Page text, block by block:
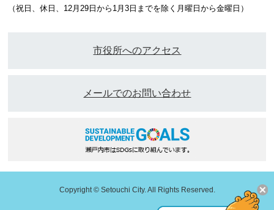
（祝日、休日、12月29日から1月3日までを除く月曜日から金曜日）
市役所へのアクセス
メールでのお問い合わせ
Copyright © Setouchi City. All Rights Reserved.